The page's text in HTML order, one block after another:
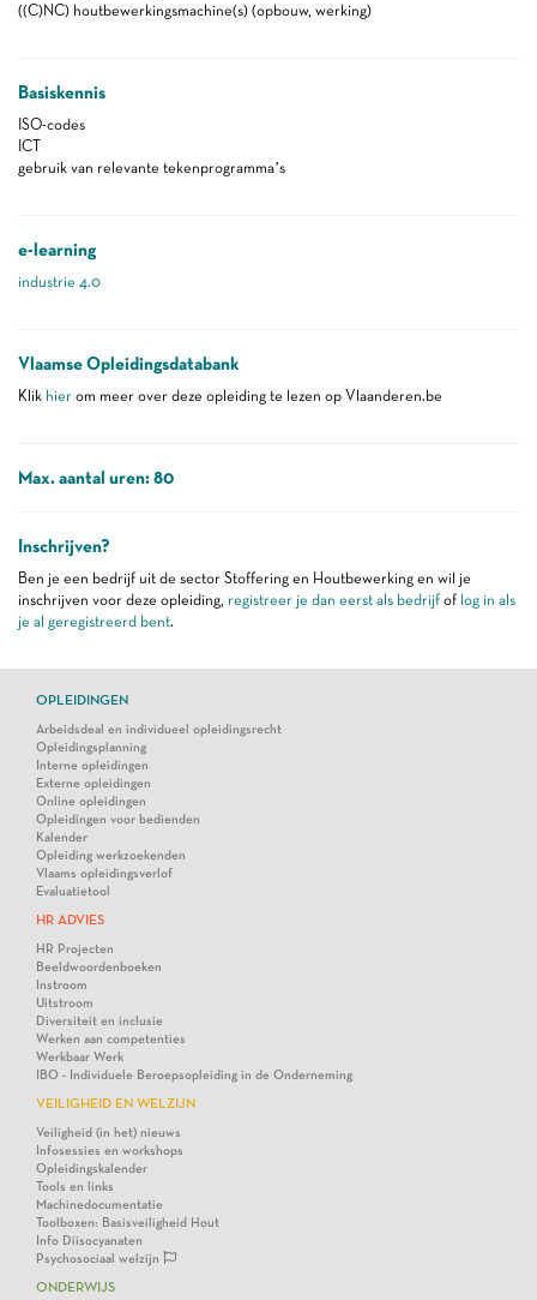
((C)NC) houtbewerkingsmachine(s) (opbouw, werking)
Basiskennis
ISO-codes
ICT
gebruik van relevante tekenprogramma’s
e-learning
industrie 4.0
Vlaamse Opleidingsdatabank
Klik hier om meer over deze opleiding te lezen op Vlaanderen.be
Max. aantal uren: 80
Inschrijven?
Ben je een bedrijf uit de sector Stoffering en Houtbewerking en wil je
inschrijven voor deze opleiding, registreer je dan eerst als bedrijf of log in als
je al geregistreerd bent.
OPLEIDINGEN
Arbeidsdeal en individueel opleidingsrecht
Opleidingsplanning
Interne opleidingen
Externe opleidingen
Online opleidingen
Opleidingen voor bedienden
Kalender
Opleiding werkzoekenden
Vlaams opleidingsverlof
Evaluatietool
HR ADVIES
HR Projecten
Beeldwoordenboeken
Instroom
Uitstroom
Diversiteit en inclusie
Werken aan competenties
Werkbaar Werk
IBO - Individuele Beroepsopleiding in de Onderneming
VEILIGHEID EN WELZIJN
Veiligheid (in het) nieuws
Infosessies en workshops
Opleidingskalender
Tools en links
Machinedocumentatie
Toolboxen: Basisveiligheid Hout
Info Diisocyanaten
Psychosociaal welzijn
ONDERWIJS